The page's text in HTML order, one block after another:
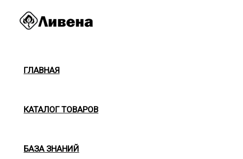
Перейти
ГЛАВНАЯ
КАТАЛОГ ТОВАРОВ
БАЗА ЗНАНИЙ